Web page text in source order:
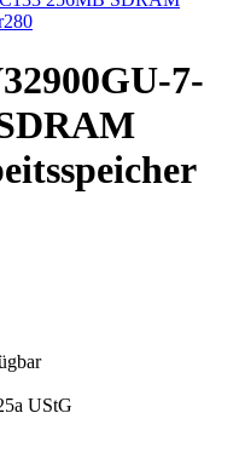
7-
UStG